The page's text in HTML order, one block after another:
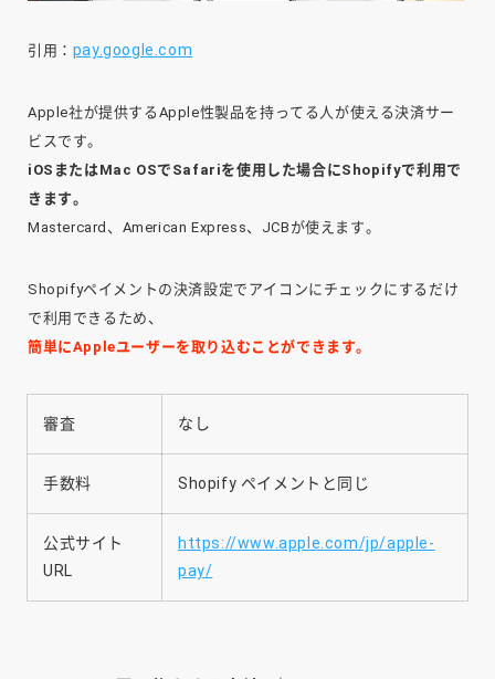
引用： pay.google.com
Apple社が提供するApple性製品を持ってる人が使える決済サー
ビスです。
iOSまたはMac OSでSafariを使用した場合にShopifyで利用で
きます。
Mastercard、American Express、JCBが使えます。
Shopifyペイメントの決済設定でアイコンにチェックにするだけ
で利用できるため、
簡単にAppleユーザーを取り込むことができます。
審査 なし
手数料 Shopify ペイメントと同じ
公式サイト
URL
https://www.apple.com/jp/apple-
pay/